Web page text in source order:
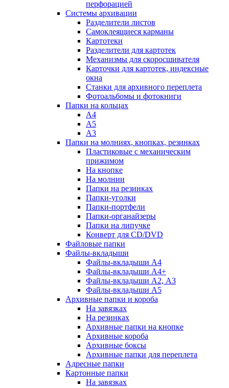
перфорацией
Системы архивации
Разделители листов
Самоклеящиеся карманы
Картотеки
Разделители для картотек
Механизмы для скоросшивателя
Карточки для картотек, индексные
окна
Станки для архивного переплета
Фотоальбомы и фотокниги
Папки на кольцах
А4
А5
А3
Папки на молниях, кнопках, резинках
Пластиковые с механическим
прижимом
На кнопке
На молнии
Папки на резинках
Папки-уголки
Папки-портфели
Папки-органайзеры
Папки на липучке
Конверт для CD/DVD
Файловые папки
Файлы-вкладыши
Файлы-вкладыши А4
Файлы-вкладыши А4+
Файлы-вкладыши А2, А3
Файлы-вкладыши А5
Архивные папки и короба
На завязках
На резинках
Архивные папки на кнопке
Архивные короба
Архивные боксы
Архивные папки для переплета
Адресные папки
Картонные папки
На завязках